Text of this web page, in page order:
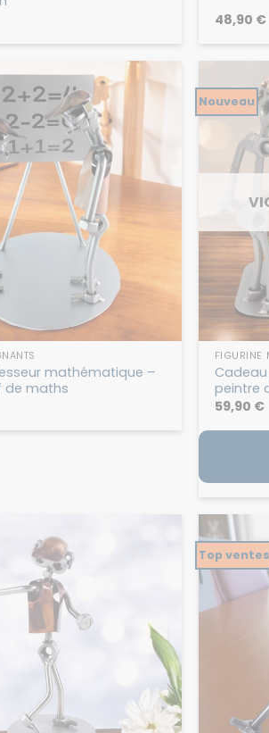
48,90 €
mathématique –
de maths
Nouveau
FIGURINE
peintre
59,90 €
Top ventes